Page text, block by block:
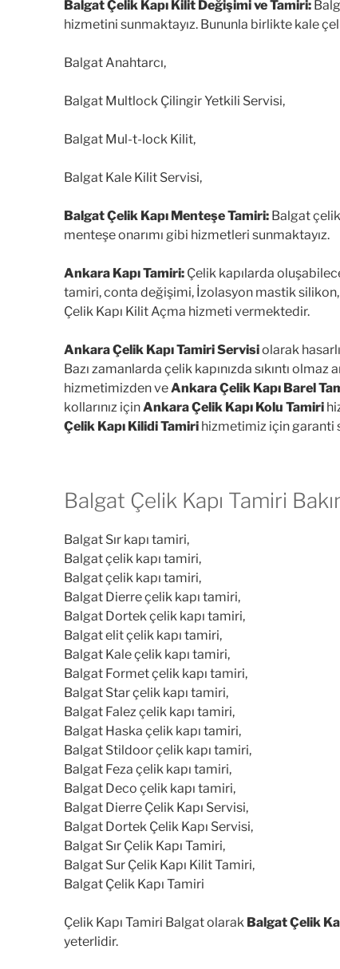
Balgat Çelik Kapı Kilit Değişimi ve Tamiri:
hizmetini sunmaktayız. Bununla birlikte kale
Balgat Anahtarcı,
Balgat Multlock Çilingir Yetkili Servisi,
Balgat Mul-t-lock Kilit,
Balgat Kale Kilit Servisi,
Balgat Çelik Kapı Menteşe Tamiri: Balgat
menteşe onarımı gibi hizmetleri sunmaktayız.
Ankara Kapı Tamiri: Çelik kapılarda
tamiri, conta değişimi, İzolasyon mastik silikon,
Çelik Kapı Kilit Açma hizmeti vermektedir.
Ankara Çelik Kapı Tamiri Servisiolarak
Bazı zamanlarda çelik kapınızda sıkıntı
hizmetimizden veAnkara Çelik Kapı Barel
kollarınız içinAnkara Çelik Kapı Kolu Tamiri
Çelik Kapı Kilidi Tamiri hizmetimiz için garanti
Balgat Çelik Kapı Tamiri
Balgat Sır kapı tamiri,
Balgat çelik kapı tamiri,
Balgat çelik kapı tamiri,
Balgat Dierre çelik kapı tamiri,
Balgat Dortek çelik kapı tamiri,
Balgat elit çelik kapı tamiri,
Balgat Kale çelik kapı tamiri,
Balgat Formet çelik kapı tamiri,
Balgat Star çelik kapı tamiri,
Balgat Falez çelik kapı tamiri,
Balgat Haska çelik kapı tamiri,
Balgat Stildoor çelik kapı tamiri,
Balgat Feza çelik kapı tamiri,
Balgat Deco çelik kapı tamiri,
Balgat Dierre Çelik Kapı Servisi,
Balgat Dortek Çelik Kapı Servisi,
Balgat Sır Çelik Kapı Tamiri,
Balgat Sur Çelik Kapı Kilit Tamiri,
Balgat Çelik Kapı Tamiri
Çelik Kapı Tamiri Balgat olarak Balgat Çelik
yeterlidir.